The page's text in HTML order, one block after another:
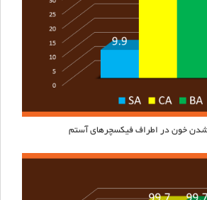
شدن خون در اطراف فیکسچرهایآستم